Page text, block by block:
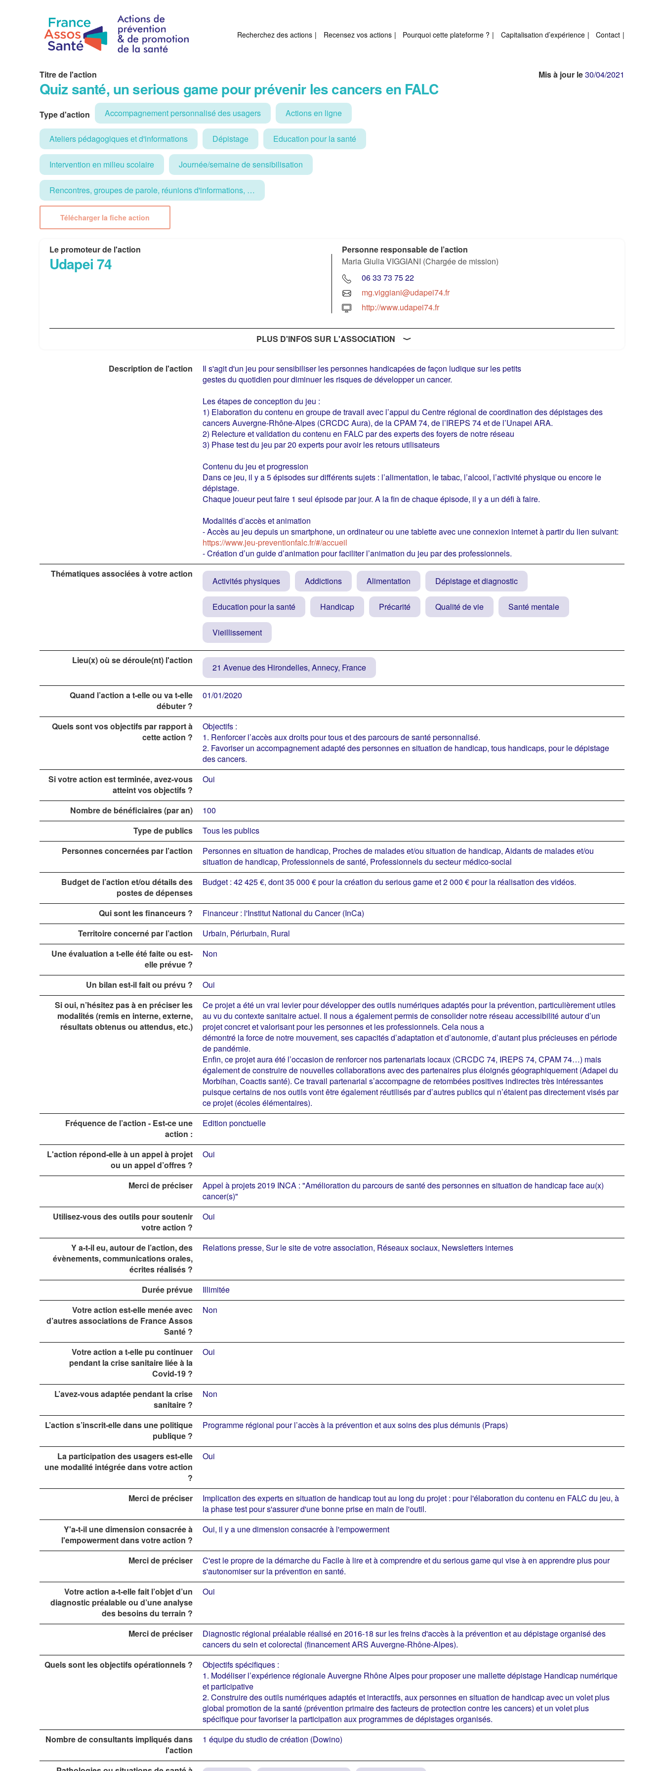
Recherchez des actions Recensez vos actions Pourquoi cette plateforme ? Capitalisation d’expérience Contact
Titre de l'action
Quiz santé, un serious game pour prévenir les cancers en FALC
Mis à jour le30/04/2021
Type d'action Accompagnement personnalisé des usagers Actions en ligne
Ateliers pédagogiques et d'informations Dépistage Education pour la santé
Intervention en milieu scolaire Journée/semaine de sensibilisation
Rencontres, groupes de parole, réunions d'informations, …
Télécharger la fiche action
Le promoteur de l'action
Udapei 74
Personne responsable de l’action
Maria Giulia VIGGIANI (Chargée de mission)
06 33 73 75 22
mg.viggiani@udapei74.fr
http://www.udapei74.fr
PLUS D'INFOS SUR L'ASSOCIATION
Description de l'action
Il s'agit d'un jeu pour sensibiliser les personnes handicapées de façon ludique sur les petits
gestes du quotidien pour diminuer les risques de développer un cancer.
Les étapes de conception du jeu :
1) Elaboration du contenu en groupe de travail avec l’appui du Centre régional de coordination des dépistages des
cancers Auvergne-Rhône-Alpes (CRCDC Aura), de la CPAM 74, de l’IREPS 74 et de l’Unapei ARA.
2) Relecture et validation du contenu en FALC par des experts des foyers de notre réseau
3) Phase test du jeu par 20 experts pour avoir les retours utilisateurs
Contenu du jeu et progression
Dans ce jeu, il y a 5 épisodes sur différents sujets : l’alimentation, le tabac, l’alcool, l’activité physique ou encore le
dépistage.
Chaque joueur peut faire 1 seul épisode par jour. A la fin de chaque épisode, il y a un défi à faire.
Modalités d’accès et animation
- Accès au jeu depuis un smartphone, un ordinateur ou une tablette avec une connexion internet à partir du lien suivant:
https://www.jeu-preventionfalc.fr/#/accueil
- Création d’un guide d’animation pour faciliter l’animation du jeu par des professionnels.
Thématiques associées à votre action
Activités physiques Addictions Alimentation Dépistage et diagnostic
Education pour la santé Handicap Précarité Qualité de vie Santé mentale
Vieillissement
Lieu(x) où se déroule(nt) l'action
21 Avenue des Hirondelles, Annecy, France
Quand l’action a t-elle ou va t-elle
débuter ?
01/01/2020
Quels sont vos objectifs par rapport à
cette action ?
Objectifs :
1. Renforcer l’accès aux droits pour tous et des parcours de santé personnalisé.
2. Favoriser un accompagnement adapté des personnes en situation de handicap, tous handicaps, pour le dépistage
des cancers.
Si votre action est terminée, avez-vous
atteint vos objectifs ?
Oui
Nombre de bénéficiaires (par an)
100
Type de publics
Tous les publics
Personnes concernées par l’action
Personnes en situation de handicap, Proches de malades et/ou situation de handicap, Aidants de malades et/ou
situation de handicap, Professionnels de santé, Professionnels du secteur médico-social
Budget de l’action et/ou détails des
postes de dépenses
Budget : 42 425 €, dont 35 000 € pour la création du serious game et 2 000 € pour la réalisation des vidéos.
Qui sont les financeurs ?
Financeur : l'Institut National du Cancer (InCa)
Territoire concerné par l’action
Urbain, Périurbain, Rural
Une évaluation a t-elle été faite ou est-
elle prévue ?
Non
Un bilan est-il fait ou prévu ?
Oui
Si oui, n’hésitez pas à en préciser les
modalités (remis en interne, externe,
résultats obtenus ou attendus, etc.)
Ce projet a été un vrai levier pour développer des outils numériques adaptés pour la prévention, particulièrement utiles
au vu du contexte sanitaire actuel. Il nous a également permis de consolider notre réseau accessibilité autour d’un
projet concret et valorisant pour les personnes et les professionnels. Cela nous a
démontré la force de notre mouvement, ses capacités d’adaptation et d’autonomie, d’autant plus précieuses en période
de pandémie.
Enfin, ce projet aura été l’occasion de renforcer nos partenariats locaux (CRCDC 74, IREPS 74, CPAM 74…) mais
également de construire de nouvelles collaborations avec des partenaires plus éloignés géographiquement (Adapei du
Morbihan, Coactis santé). Ce travail partenarial s’accompagne de retombées positives indirectes très intéressantes
puisque certains de nos outils vont être également réutilisés par d’autres publics qui n’étaient pas directement visés par
ce projet (écoles élémentaires).
Fréquence de l’action - Est-ce une
action :
Edition ponctuelle
L'action répond-elle à un appel à projet
ou un appel d’offres ?
Oui
Merci de préciser
Appel à projets 2019 INCA : "Amélioration du parcours de santé des personnes en situation de handicap face au(x)
cancer(s)"
Utilisez-vous des outils pour soutenir
votre action ?
Oui
Y a-t-il eu, autour de l’action, des
évènements, communications orales,
écrites réalisés ?
Relations presse, Sur le site de votre association, Réseaux sociaux, Newsletters internes
Durée prévue
Illimitée
Votre action est-elle menée avec
d’autres associations de France Assos
Santé ?
Non
Votre action a t-elle pu continuer
pendant la crise sanitaire liée à la
Covid-19 ?
Oui
L’avez-vous adaptée pendant la crise
sanitaire ?
Non
L’action s’inscrit-elle dans une politique
publique ?
Programme régional pour l’accès à la prévention et aux soins des plus démunis (Praps)
La participation des usagers est-elle
une modalité intégrée dans votre action
?
Oui
Merci de préciser
Implication des experts en situation de handicap tout au long du projet : pour l'élaboration du contenu en FALC du jeu, à
la phase test pour s'assurer d'une bonne prise en main de l'outil.
Y'a-t-il une dimension consacrée à
l'empowerment dans votre action ?
Oui, il y a une dimension consacrée à l'empowerment
Merci de préciser
C'est le propre de la démarche du Facile à lire et à comprendre et du serious game qui vise à en apprendre plus pour
s'autonomiser sur la prévention en santé.
Votre action a-t-elle fait l’objet d’un
diagnostic préalable ou d’une analyse
des besoins du terrain ?
Oui
Merci de préciser
Diagnostic régional préalable réalisé en 2016-18 sur les freins d'accès à la prévention et au dépistage organisé des
cancers du sein et colorectal (financement ARS Auvergne-Rhône-Alpes).
Quels sont les objectifs opérationnels ?
Objectifs spécifiques :
1. Modéliser l’expérience régionale Auvergne Rhône Alpes pour proposer une mallette dépistage Handicap numérique
et participative
2. Construire des outils numériques adaptés et interactifs, aux personnes en situation de handicap avec un volet plus
global promotion de la santé (prévention primaire des facteurs de protection contre les cancers) et un volet plus
spécifique pour favoriser la participation aux programmes de dépistages organisés.
Nombre de consultants impliqués dans
l'action
1 équipe du studio de création (Dowino)